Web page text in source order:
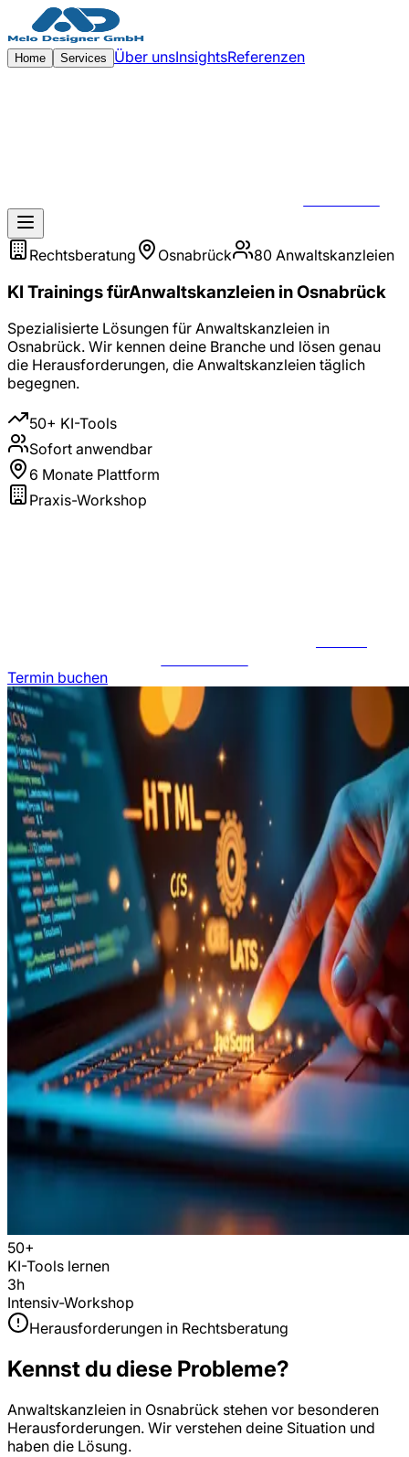
Zum Hauptinhalt springen
Home Services Über unsInsightsReferenzen
Rechtsberatung Osnabrück 80 Anwaltskanzleien
KI TrainingsfürAnwaltskanzleien inOsnabrück
Spezialisierte Lösungen für Anwaltskanzleien in
Osnabrück. Wir kennen deine Branche und lösen genau
die Herausforderungen, die Anwaltskanzleien täglich
begegnen.
50+ KI-Tools
Sofort anwendbar
6 Monate Plattform
Praxis-Workshop
Termin buchen
50+
KI-Tools lernen
3h
Intensiv-Workshop
Herausforderungen in Rechtsberatung
Kennst du diese Probleme?
Anwaltskanzleien in Osnabrück stehen vor besonderen
Herausforderungen. Wir verstehen deine Situation und
haben die Lösung.